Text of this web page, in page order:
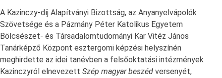
A Kazinczy-díj Alapítványi Bizottság, az Anyanyelvápolók
Szövetsége és a Pázmány Péter Katolikus Egyetem
Bölcsészet- és Társadalomtudományi Kar Vitéz János
Tanárképző Központ esztergomi képzési helyszínén
meghirdette az idei tanévben a felsőoktatási intézmények
Kazinczyról elnevezett Szép magyar beszéd versenyét,